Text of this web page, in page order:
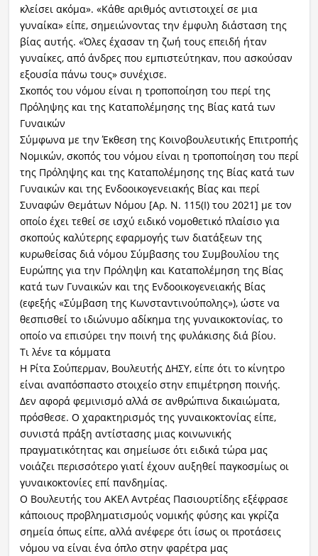
κλείσει ακόμα». «Κάθε αριθμός αντιστοιχεί σε μια
γυναίκα» είπε, σημειώνοντας την έμφυλη διάσταση της
βίας αυτής. «Όλες έχασαν τη ζωή τους επειδή ήταν
γυναίκες, από άνδρες που εμπιστεύτηκαν, που ασκούσαν
εξουσία πάνω τους» συνέχισε.
Σκοπός του νόμου είναι η τροποποίηση του περί της
Πρόληψης και της Καταπολέμησης της Βίας κατά των
Γυναικών
Σύμφωνα με την Έκθεση της Κοινοβουλευτικής Επιτροπής
Νομικών, σκοπός του νόμου είναι η τροποποίηση του περί
της Πρόληψης και της Καταπολέμησης της Βίας κατά των
Γυναικών και της Ενδοοικογενειακής Βίας και περί
Συναφών Θεμάτων Νόμου [Αρ. Ν. 115(Ι) του 2021] με τον
οποίο έχει τεθεί σε ισχύ ειδικό νομοθετικό πλαίσιο για
σκοπούς καλύτερης εφαρμογής των διατάξεων της
κυρωθείσας διά νόμου Σύμβασης του Συμβουλίου της
Ευρώπης για την Πρόληψη και Καταπολέμηση της Βίας
κατά των Γυναικών και της Ενδοοικογενειακής Βίας
(εφεξής «Σύμβαση της Κωνσταντινούπολης»), ώστε να
θεσπισθεί το ιδιώνυμο αδίκημα της γυναικοκτονίας, το
οποίο να επισύρει την ποινή της φυλάκισης διά βίου.
Τι λένε τα κόμματα
Η Ρίτα Σούπερμαν, Βουλευτής ΔΗΣΥ, είπε ότι το κίνητρο
είναι αναπόσπαστο στοιχείο στην επιμέτρηση ποινής.
Δεν αφορά φεμινισμό αλλά σε ανθρώπινα δικαιώματα,
πρόσθεσε. Ο χαρακτηρισμός της γυναικοκτονίας είπε,
συνιστά πράξη αντίστασης μιας κοινωνικής
πραγματικότητας και σημείωσε ότι ειδικά τώρα μας
νοιάζει περισσότερο γιατί έχουν αυξηθεί παγκοσμίως οι
γυναικοκτονίες επί πανδημίας.
Ο Βουλευτής του ΑΚΕΛ Αντρέας Πασιουρτίδης εξέφρασε
κάποιους προβληματισμούς νομικής φύσης και γκρίζα
σημεία όπως είπε, αλλά ανέφερε ότι ίσως οι προτάσεις
νόμου να είναι ένα όπλο στην φαρέτρα μας